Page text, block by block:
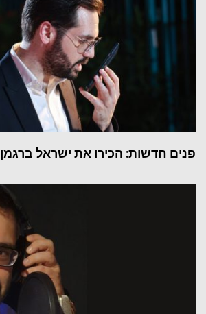
פנים חדשות: הכירו את ישראל ברגמן